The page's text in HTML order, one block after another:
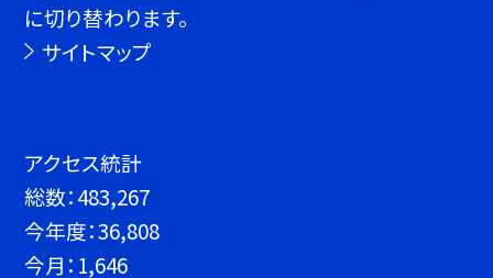
に切り替わります。
サイトマップ
アクセス統計
総数：483,267
今年度：36,808
今月： 1,646